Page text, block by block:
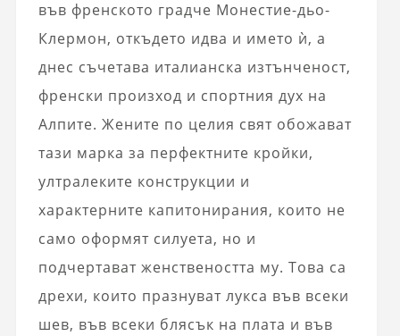
във френското градче Монестие-дьо-
Клермон, откъдето идва и името ѝ, а
днес съчетава италианска изтънченост,
френски произход и спортния дух на
Алпите. Жените по целия свят обожават
тази марка за перфектните кройки,
ултралеките конструкции и
характерните капитонирания, които не
само оформят силуета, но и
подчертават женствеността му. Това са
дрехи, които празнуват лукса във всеки
шев, във всеки блясък на плата и във